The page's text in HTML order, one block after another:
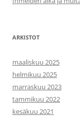
ARKISTOT
maaliskuu 2025
helmikuu 2025
marraskuu 2023
tammikuu 2022
kesäkuu 2021